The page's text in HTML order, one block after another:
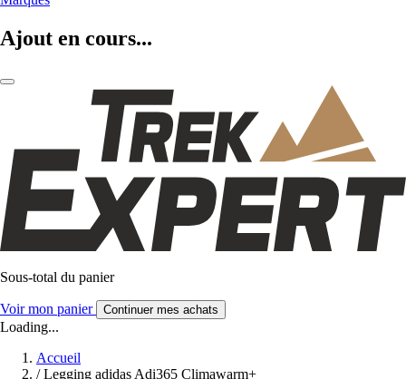
Ajout en cours...
Sous-total du panier
Voir mon panier Continuer mes achats
Loading...
Accueil
/ Legging adidas Adi365 Climawarm+